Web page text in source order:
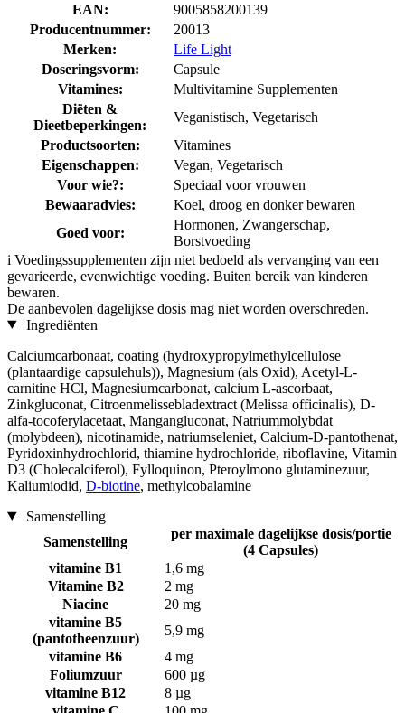
EAN:
9005858200139
Producentnummer:
20013
Merken:
Life Light
Doseringsvorm:
Capsule
Vitamines:
Multivitamine Supplementen
Diëten &
Dieetbeperkingen:
Veganistisch, Vegetarisch
Productsoorten:
Vitamines
Eigenschappen:
Vegan, Vegetarisch
Voor wie?:
Speciaal voor vrouwen
Bewaaradvies:
Koel, droog en donker bewaren
Goed voor:
Hormonen, Zwangerschap,
Borstvoeding
i Voedingssupplementen zijn niet bedoeld als vervanging van een
gevarieerde, evenwichtige voeding. Buiten bereik van kinderen
bewaren.
De aanbevolen dagelijkse dosis mag niet worden overschreden.
Ingrediënten
Calciumcarbonaat, coating (hydroxypropylmethylcellulose
(plantaardige capsulehuls)), Magnesium (als Oxid), Acetyl-L-
carnitine HCl, Magnesiumcarbonat, calcium L-ascorbaat,
Zinkgluconat, Citroenmelissebladextract (Melissa officinalis), D-
alfa-tocoferylacetaat, Mangangluconat, Natriummolybdat
(molybdeen), nicotinamide, natriumseleniet, Calcium-D-pantothenat,
Pyridoxinhydrochlorid, thiamine hydrochloride, riboflavine, Vitamin
D3 (Cholecalciferol), Fylloquinon, Pteroylmono glutaminezuur,
Kaliumiodid, D-biotine, methylcobalamine
Samenstelling
Samenstelling
per maximale dagelijkse dosis/portie
(4 Capsules)
vitamine B1
1,6 mg
Vitamine B2
2 mg
Niacine
20 mg
vitamine B5
(pantotheenzuur)
5,9 mg
vitamine B6
4 mg
Foliumzuur
600 µg
vitamine B12
8 µg